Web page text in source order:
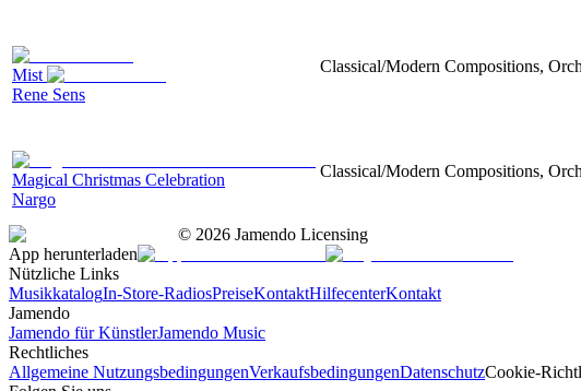
Mist
Rene Sens
Classical/Modern Compositions,
Magical Christmas Celebration
Nargo
Classical/Modern Compositions,
© 2026 Jamendo Licensing
App herunterladen
Nützliche Links
MusikkatalogIn-Store-RadiosPreiseKontaktHilfecenterKontakt
Jamendo
Jamendo für KünstlerJamendo Music
Rechtliches
Allgemeine NutzungsbedingungenVerkaufsbedingungenDatenschutzCookie-